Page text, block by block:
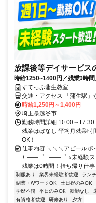
放課後等デイサービス
時給1250~1400円／残業0時間
すてっぷ蒲生教室
交通・アクセス 「蒲生駅」
16分、「南越谷駅」から徒
時給1,250円～1,400円
埼玉県越谷市
勤務時間詳細 10:00～17:30
残業ほぼなし 平均月残業時
OK！
仕事内容 ＼＼＼アピール
+.――゜+.――゜ ⭐未経験ス
残業は0時間！持ち帰り仕
制服あり 業界未経験者歓迎 ラン
副業・WワークOK
土日祝のみOK
学歴不問
平日のみOK 転勤なし
有資格者歓迎
研修あり 夕方